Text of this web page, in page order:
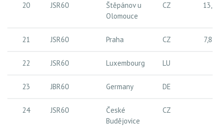
20 JSR60
Štěpánov u
Olomouce
CZ
21 JSR60 Praha CZ
22 JSR60 Luxembourg LU
23 JBR60 Germany DE
24 JSR60
České
Budějovice
CZ